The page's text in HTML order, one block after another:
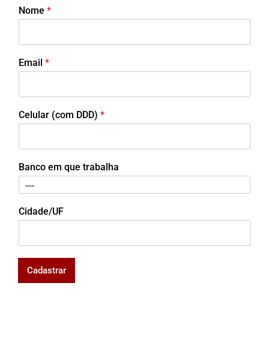
Nome *
Email *
Celular (com DDD) *
Banco em que trabalha
Cidade/UF
Cadastrar